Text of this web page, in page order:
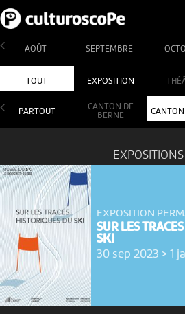
AOÛT SEPTEMBRE
TOUT EXPOSITION
PARTOUT
CANTON DE
BERNE
CANTON
EXPOSITIONS
EXPOSITION
SUR LES
SKI
30 sep 2023 > 1